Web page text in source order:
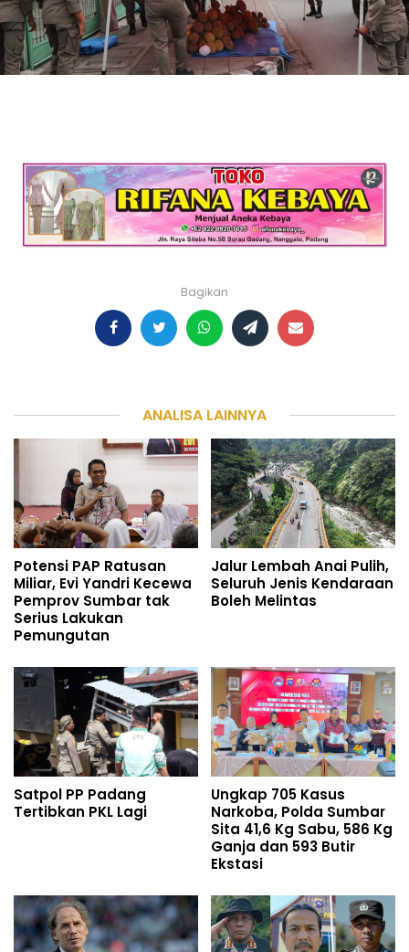
Bagikan
ANALISA LAINNYA
Potensi PAP Ratusan
Miliar, Evi Yandri Kecewa
Pemprov Sumbar tak
Serius Lakukan
Pemungutan
Jalur Lembah Anai Pulih,
Seluruh Jenis Kendaraan
Boleh Melintas
Satpol PP Padang
Tertibkan PKL Lagi
Ungkap 705 Kasus
Narkoba, Polda Sumbar
Sita 41,6 Kg Sabu, 586 Kg
Ganja dan 593 Butir
Ekstasi